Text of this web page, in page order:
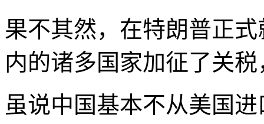
果不其然，在特朗普正
内的诸多国家加征了关
虽说中国基本不从美国